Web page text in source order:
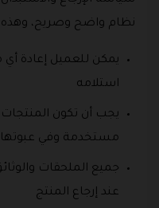
نظام واضح وصريح، وهذه
يمكن للعميل إعادة أي
استلامه
يجب أن تكون المنتجات
مستخدمة وفي عبوتها
جميع الملحقات
عند إرجاع المنتج